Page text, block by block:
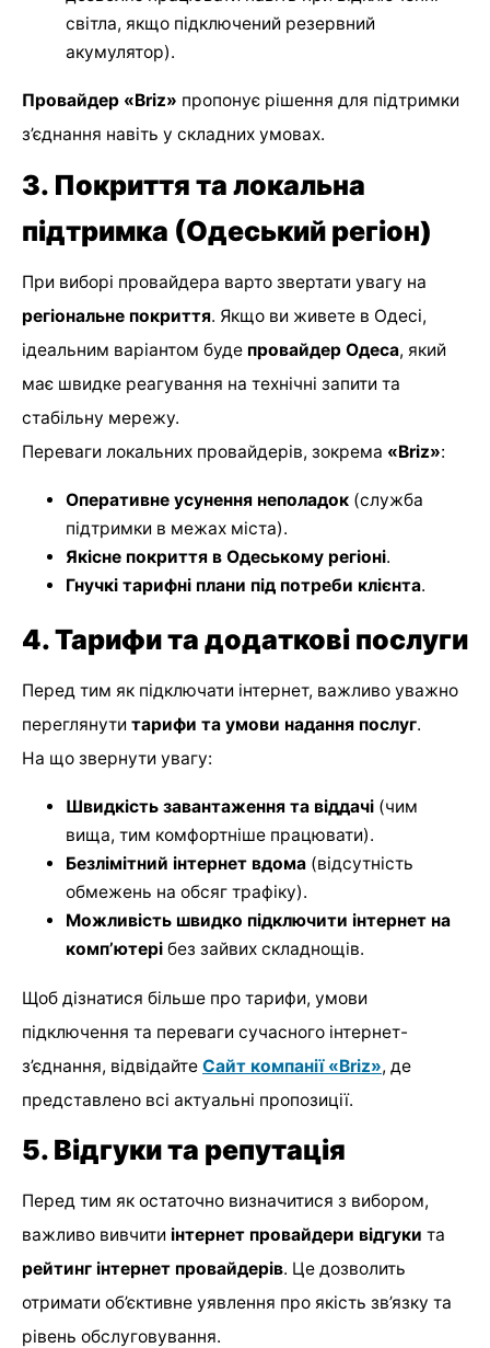
світла, якщо підключений резервний
акумулятор).
Провайдер «Briz» пропонує рішення для підтримки
з’єднання навіть у складних умовах.
3. Покриття та локальна
підтримка (Одеський регіон)
При виборі провайдера варто звертати увагу на
регіональне покриття. Якщо ви живете в Одесі,
ідеальним варіантом буде провайдер Одеса, який
має швидке реагування на технічні запити та
стабільну мережу.
Переваги локальних провайдерів, зокрема «Briz»:
Оперативне усунення неполадок (служба
підтримки в межах міста).
Якісне покриття в Одеському регіоні.
Гнучкі тарифні плани під потреби клієнта.
4. Тарифи та додаткові послуги
Перед тим як підключати інтернет, важливо уважно
переглянути тарифи та умови надання послуг.
На що звернути увагу:
Швидкість завантаження та віддачі (чим
вища, тим комфортніше працювати).
Безлімітний інтернет вдома (відсутність
обмежень на обсяг трафіку).
Можливість швидко підключити інтернет на
комп’ютері без зайвих складнощів.
Щоб дізнатися більше про тарифи, умови
підключення та переваги сучасного інтернет-
з’єднання, відвідайте Сайт компанії «Briz», де
представлено всі актуальні пропозиції.
5. Відгуки та репутація
Перед тим як остаточно визначитися з вибором,
важливо вивчити інтернет провайдери відгуки та
рейтинг інтернет провайдерів. Це дозволить
отримати об’єктивне уявлення про якість зв’язку та
рівень обслуговування.